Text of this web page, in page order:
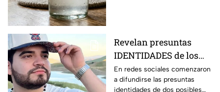
Revelan presuntas
IDENTIDADES de los
at4cantes de César
Gastélum, influencer
En redes sociales comenzaron
a difundirse las presuntas
identidades de dos posibles